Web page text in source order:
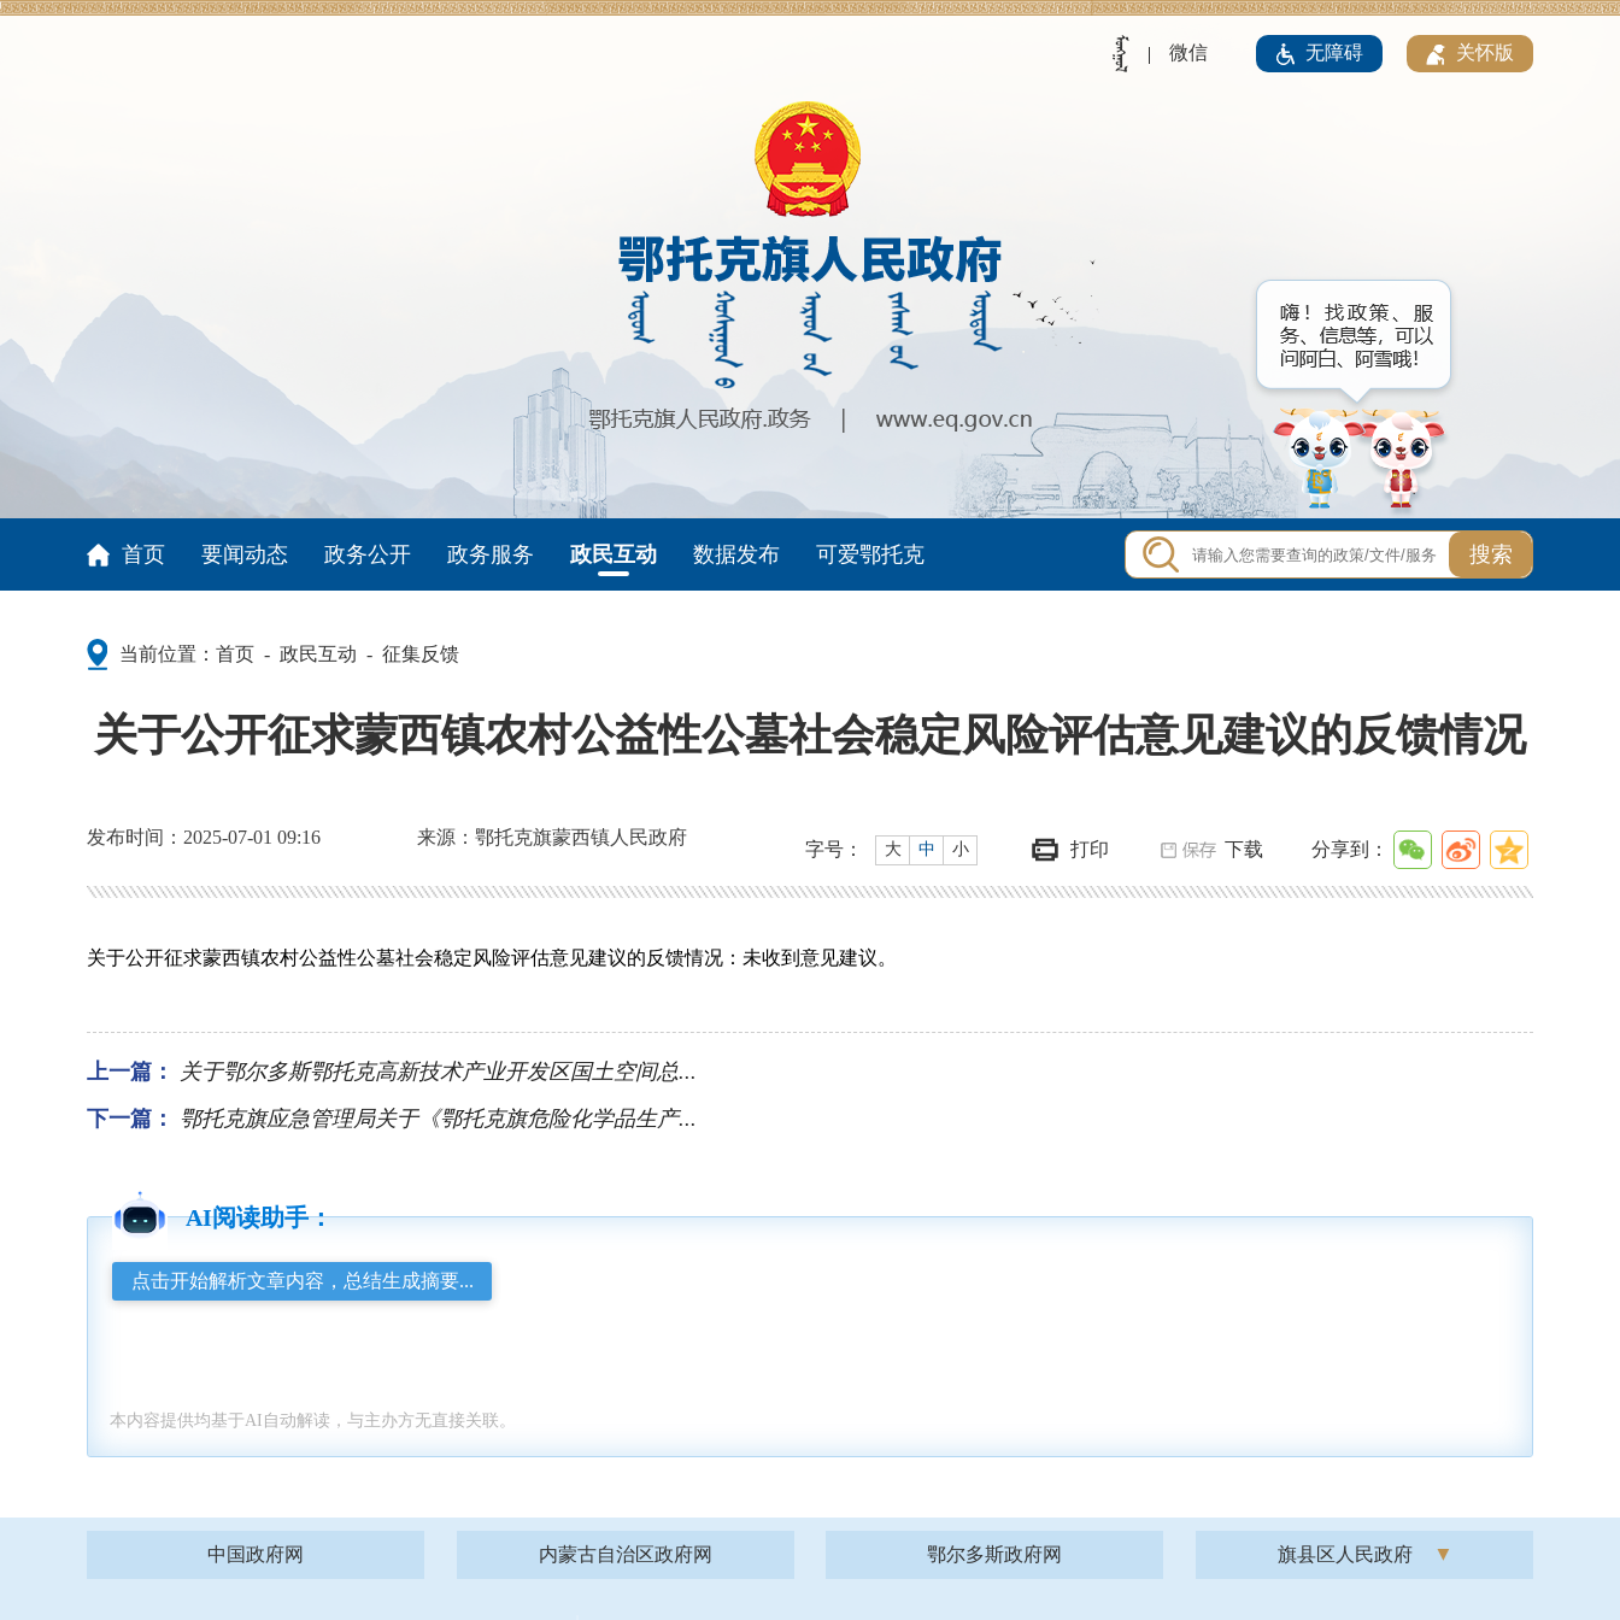
| 微信 无障碍 关怀版
首页 要闻动态 政务公开 政务服务 政民互动 数据发布 可爱鄂托克 搜索
当前位置： 首页 - 政民互动 - 征集反馈
关于公开征求蒙西镇农村公益性公墓社会稳定风险评估意见建议的反馈情况
发布时间：2025-07-01 09:16 来源：鄂托克旗蒙西镇人民政府
字号： 大 中 小 打印 下载 分享到：
关于公开征求蒙西镇农村公益性公墓社会稳定风险评估意见建议的反馈情况：未收到意见建议。
上一篇：
关于鄂尔多斯鄂托克高新技术产业开发区国土空间总...
下一篇：
鄂托克旗应急管理局关于《鄂托克旗危险化学品生产...
AI阅读助手：
点击开始解析文章内容，总结生成摘要...
本内容提供均基于AI自动解读，与主办方无直接关联。
中国政府网 内蒙古自治区政府网 鄂尔多斯政府网 旗县区人民政府